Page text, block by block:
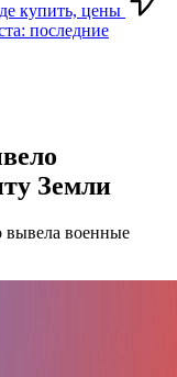
купить, цены
последние
Земли
военные